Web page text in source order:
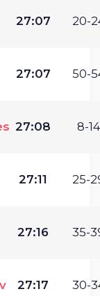
27:07 20-
27:07 50-
27:08 8-
27:11 25-
27:16 35-
27:17 30-